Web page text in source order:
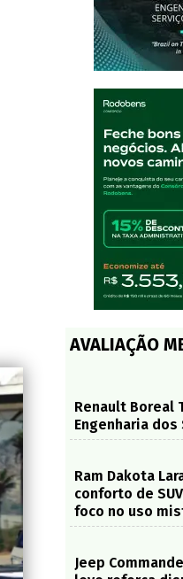
AVALIAÇÃO
Renault Boreal
Engenharia dos
Ram Dakota
conforto de
foco no uso
Jeep